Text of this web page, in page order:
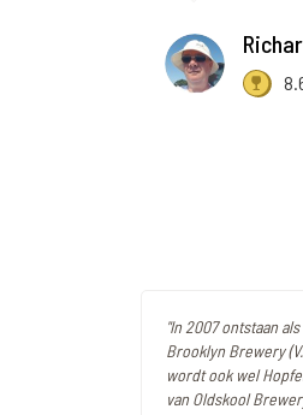
"In 2007 ontstaan
Brooklyn Brewery
wordt ook wel
van Oldskool